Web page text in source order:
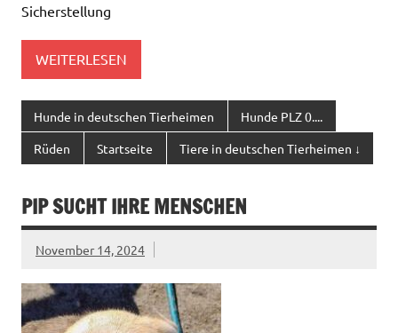
Sicherstellung
WEITERLESEN
Hunde in deutschen Tierheimen Hunde PLZ 0....
Rüden Startseite Tiere in deutschen Tierheimen ↓
PIP SUCHT IHRE MENSCHEN
November 14, 2024